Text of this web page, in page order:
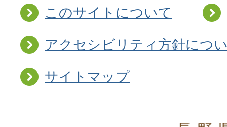
このサイトについて
アクセシビリティ方針につ
サイトマップ